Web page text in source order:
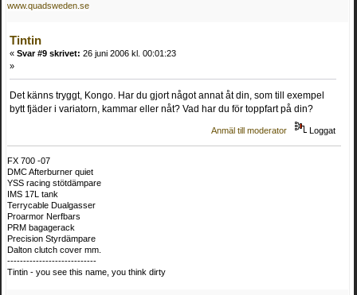
www.quadsweden.se
Tintin
« Svar #9 skrivet: 26 juni 2006 kl. 00:01:23
»
Det känns tryggt, Kongo. Har du gjort något annat åt din, som till exempel
bytt fjäder i variatorn, kammar eller nåt? Vad har du för toppfart på din?
Anmäl till moderator Loggat
FX 700 -07
DMC Afterburner quiet
YSS racing stötdämpare
IMS 17L tank
Terrycable Dualgasser
Proarmor Nerfbars
PRM bagagerack
Precision Styrdämpare
Dalton clutch cover mm.
----------------------------
Tintin - you see this name, you think dirty